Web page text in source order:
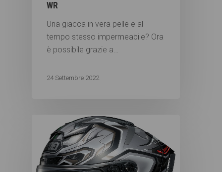
WR
Una giacca in vera pelle e al
tempo stesso impermeabile? Ora
è possibile grazie a…
24 Settembre 2022